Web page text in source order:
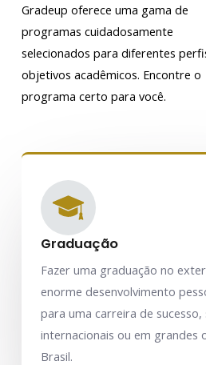
Gradeup oferece uma gama de
programas cuidadosamente
selecionados para diferentes
objetivos acadêmicos. Encontre o
programa certo para você.
Graduação
Fazer uma graduação no
enorme desenvolvimento
para uma carreira de
internacionais ou em grandes
Brasil.